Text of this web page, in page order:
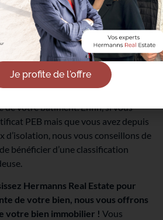
de travaux pouvant parfois
pour beaucoup en un avantage
de vendre votre bien
de commander vos audits
le PEB ainsi que la
votre bâtiment. Enfin, si vous
PEB mais que vous avez depuis
d’isolation, nous vous conseillons de
bénéficier d’une classification
Hermanns Real Estate pour
de votre bien, nous vous offrons
votre bien immobilier ! Vous
Je profite de l'offre